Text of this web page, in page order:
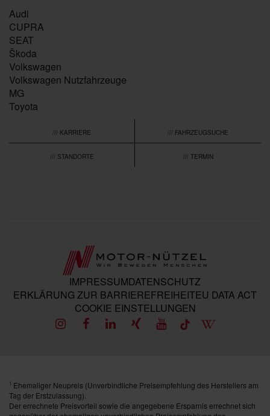
Audi
CUPRA
SEAT
Škoda
Volkswagen
Volkswagen Nutzfahrzeuge
MG
Toyota
/// KARRIERE /// FAHRZEUGSUCHE
/// STANDORTE /// TERMIN
IMPRESSUMDATENSCHUTZ
ERKLÄRUNG ZUR BARRIEREFREIHEITEU DATA ACT
COOKIE EINSTELLUNGEN
1 Ehemaliger Neupreis (Unverbindliche Preisempfehlung des Herstellers am
Tag der Erstzulassung).
Der errechnete Preisvorteil sowie die angegebene Ersparnis errechnet sich